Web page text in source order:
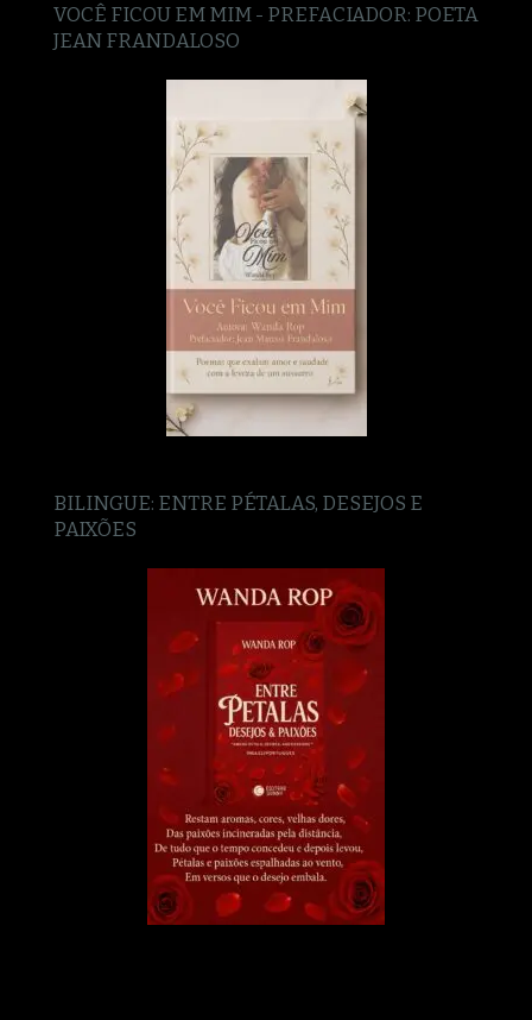
VOCÊ FICOU EM MIM - PREFACIADOR: POETA
JEAN FRANDALOSO
BILINGUE: ENTRE PÉTALAS, DESEJOS E
PAIXÕES